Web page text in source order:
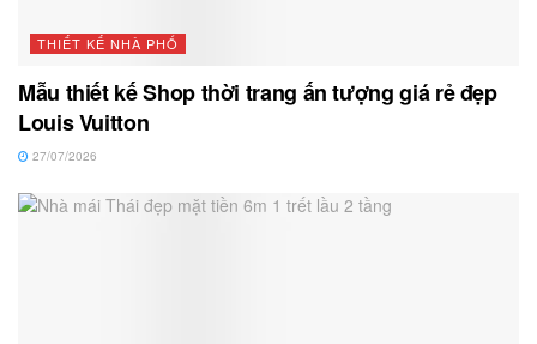
THIẾT KẾ NHÀ PHỐ
Mẫu thiết kế Shop thời trang ấn tượng giá rẻ đẹp
Louis Vuitton
27/07/2026